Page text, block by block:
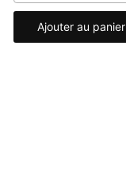
Ajouter au panier